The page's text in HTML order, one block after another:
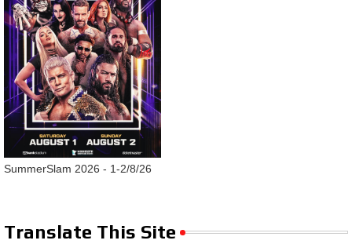
SummerSlam 2026 - 1-2/8/26
Translate This Site